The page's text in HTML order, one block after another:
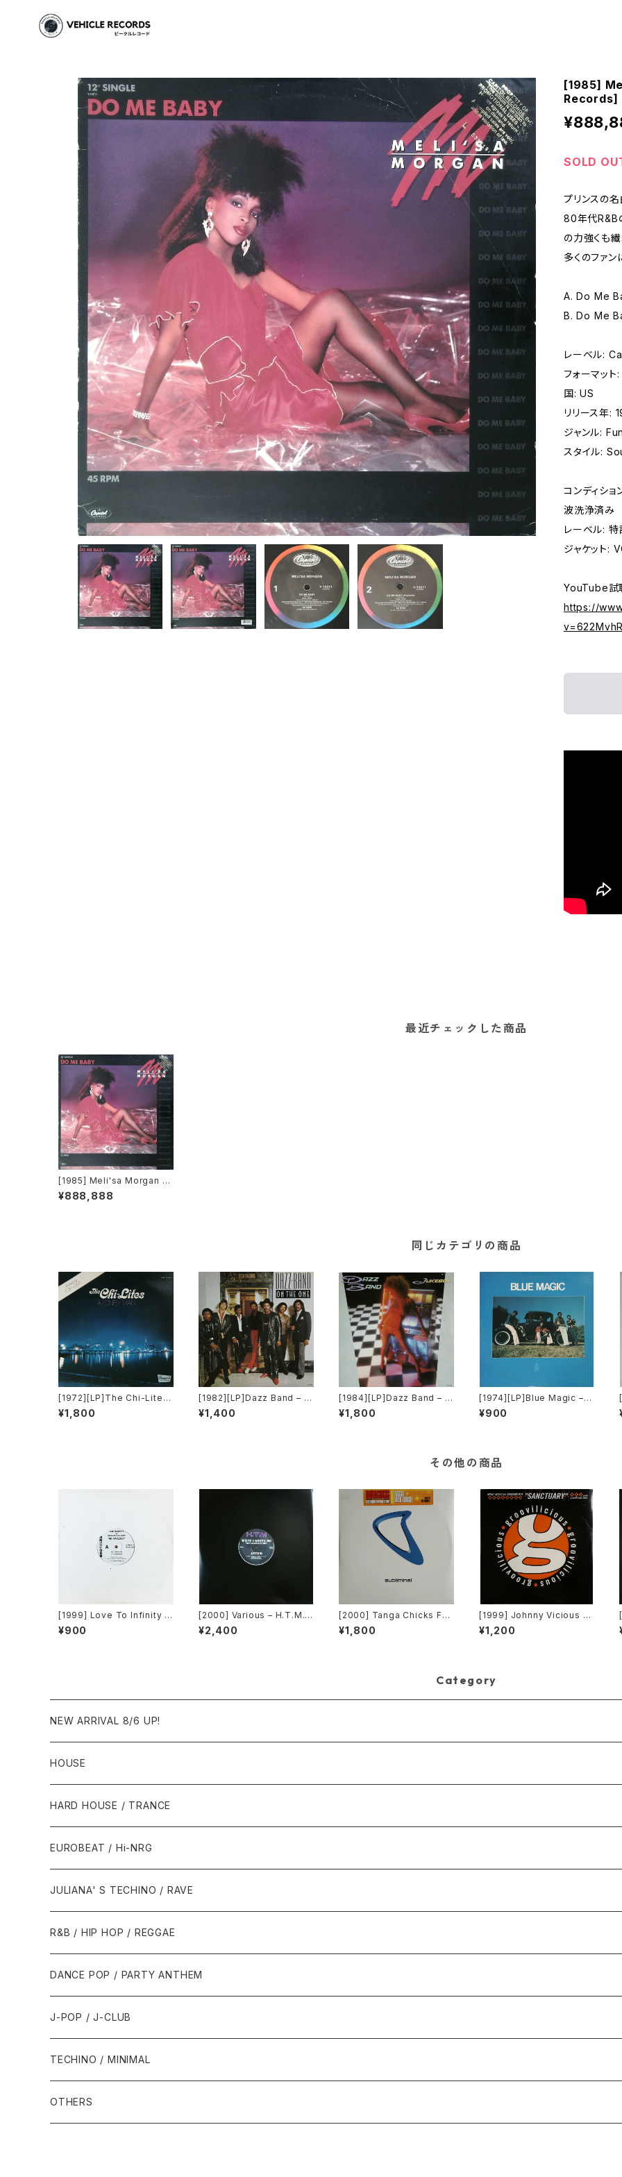
[1985]
Records]
SOLD
プリンスの
80年代R&B
の力強くも
多くのファ
A. Do Me
B. Do Me
レーベル:
フォーマッ
国: US
リリース年:
ジャンル:
スタイル:
コンディシ
波洗浄済み
レーベル: 特
ジャケット:
YouTube試
https://
最近チェックした商品
[1985] Meli'sa Morgan –
Do Me Baby [Capitol Rec
ords]
¥888,888
同じカテゴリの商品
[1972][LP]The Chi-Lites
– A Lonely Man [Brunswi
ck]
¥1,800
[1982][LP]Dazz Band – O
n The One [Motown]
¥1,400
[1984][LP]Dazz Band – J
ukebox [Motown]
¥1,800
[1974][LP]Blue Magic – B
lue Magic [ATCO Record
s]
¥900
その他の商品
[1999] Love To Infinity v
s Loleatta Holloway – No
Apology [Brothers][PRO
¥900
[2000] Various – H.T.M. /
Back To "Disco" Reques
t 00.00.13 [Avex Trax]
¥2,400
[2000] Tanga Chicks Fea
turing Dimitri & Tom – Bra
sil Over Zurich [Sublimin
¥1,800
[1999] Johnny Vicious F
eat. Dangerous Dave – S
anctuary [Groovilicious]
¥1,200
Category
NEW ARRIVAL 8/6 UP!
HOUSE
1980年代
1987年・以前
1988年
1990年代
1990年
1991年
1996年
2000年代
2000年
2001年
2010年代
2010年
2011年
HARD HOUSE / TRANCE
1990年代
1994年・以前
1995年
2000年代
2000年
2001年
EUROBEAT / Hi-NRG
1980年代
1986年・以前
1987年
1990年代
1990年
1991年
2000年代
JULIANA' S TECHINO / RAVE
1990年代
1990年
1991年
2000年代
2000年
2001年
R&B / HIP HOP / REGGAE
1980年代
1985年・以前
1986年
1990年代
1990年
1991年
2000年代
2000年
DANCE POP / PARTY ANTHEM
1980年代
1988年・以前
1989年
1990年代
1990年
2000年代
J-POP / J-CLUB
1980年代
1990年代
TECHINO / MINIMAL
OTHERS